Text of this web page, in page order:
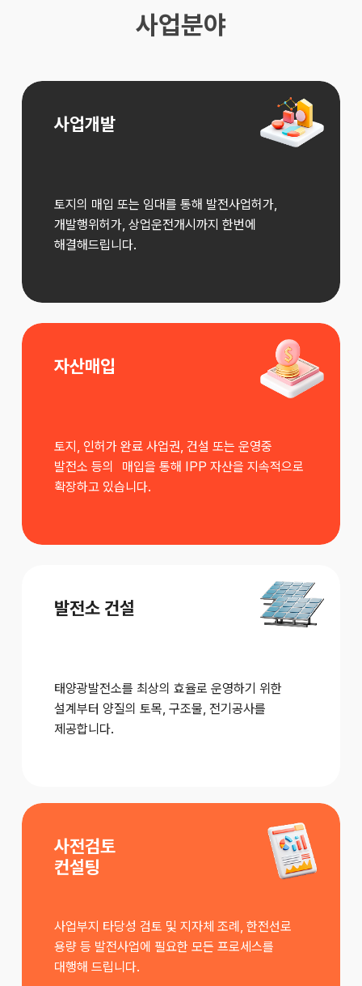
사업분야
사업개발
토지의 매입 또는 임대를 통해 발전사업허가,
개발행위허가, 상업운전개시까지 한번에
해결해드립니다.
자산매입
토지, 인허가 완료 사업권, 건설 또는 운영중
발전소 등의 매입을 통해 IPP 자산을 지속적으로
확장하고 있습니다.
발전소 건설
태양광발전소를 최상의 효율로 운영하기 위한
설계부터 양질의 토목, 구조물, 전기공사를
제공합니다.
사전검토
컨설팅
사업부지 타당성 검토 및 지자체 조례, 한전선로
용량 등 발전사업에 필요한 모든 프로세스를
대행해 드립니다.